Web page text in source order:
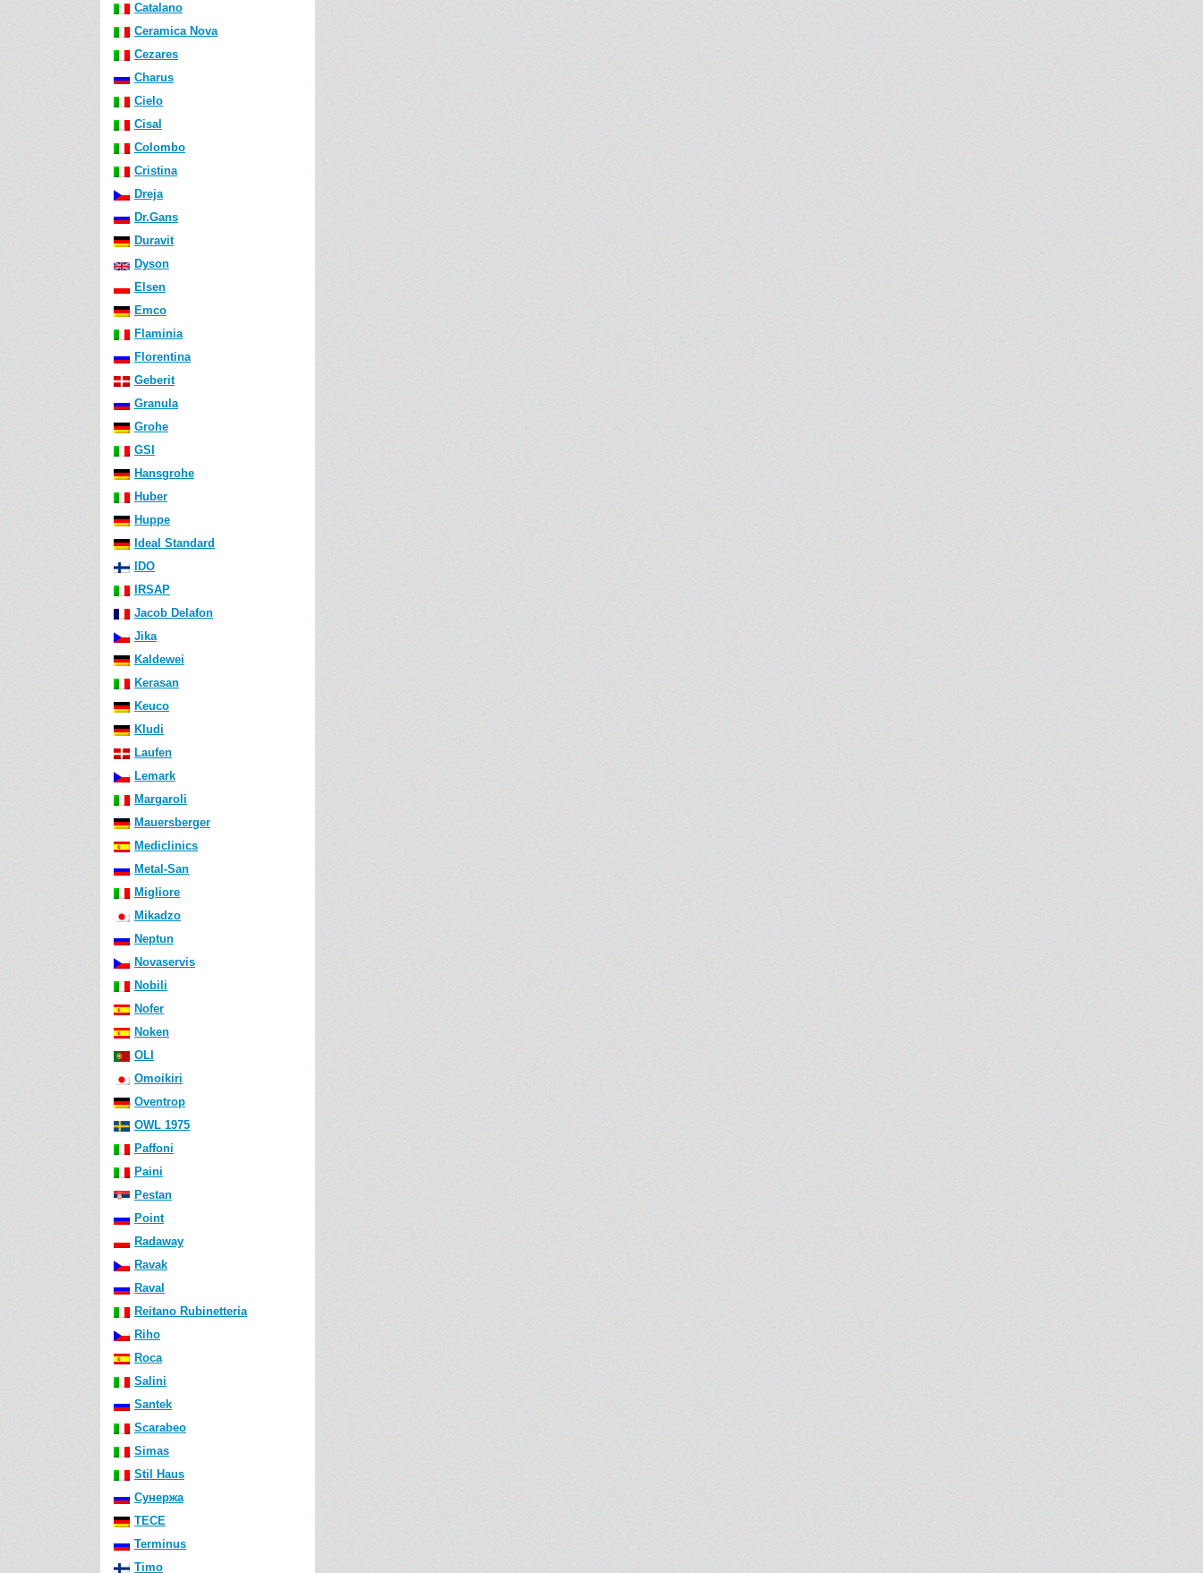
Catalano
Ceramica Nova
Cezares
Charus
Cielo
Cisal
Colombo
Cristina
Dreja
Dr.Gans
Duravit
Dyson
Elsen
Emco
Flaminia
Florentina
Geberit
Granula
Grohe
GSI
Hansgrohe
Huber
Huppe
Ideal Standard
IDO
IRSAP
Jacob Delafon
Jika
Kaldewei
Kerasan
Keuco
Kludi
Laufen
Lemark
Margaroli
Mauersberger
Mediclinics
Metal-San
Migliore
Mikadzo
Neptun
Novaservis
Nobili
Nofer
Noken
OLI
Omoikiri
Oventrop
OWL 1975
Paffoni
Paini
Pestan
Point
Radaway
Ravak
Raval
Reitano Rubinetteria
Riho
Roca
Salini
Santek
Scarabeo
Simas
Stil Haus
Сунержа
TECE
Terminus
Timo